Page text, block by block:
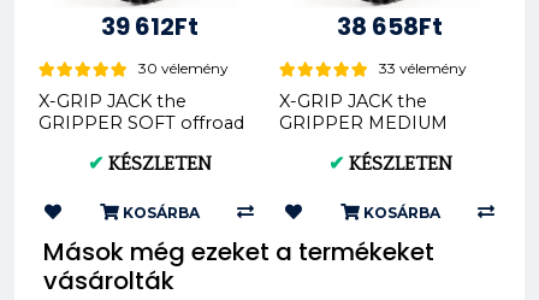
39 612Ft
30 vélemény
X-GRIP JACK the
GRIPPER SOFT offroad
XG-2103
✔ KÉSZLETEN
KOSÁRBA
38 658Ft
33 vélemény
X-GRIP JACK the
GRIPPER MEDIUM
140/80-18 XG-2104
✔ KÉSZLETEN
KOSÁRBA
Mások még ezeket a termékeket
vásárolták